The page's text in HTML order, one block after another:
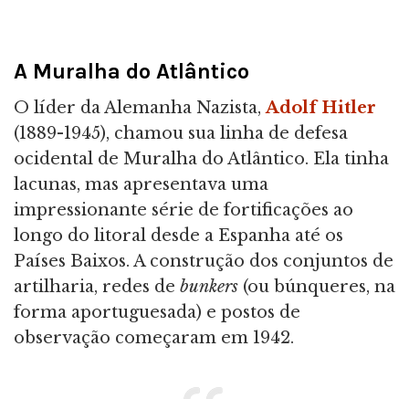
A Muralha do Atlântico
O líder da Alemanha Nazista,Adolf Hitler
(1889-1945), chamou sua linha de defesa
ocidental de Muralha do Atlântico. Ela tinha
lacunas, mas apresentava uma
impressionante série de fortificações ao
longo do litoral desde a Espanha até os
Países Baixos. A construção dos conjuntos de
artilharia, redes de bunkers (ou búnqueres, na
forma aportuguesada) e postos de
observação começaram em 1942.